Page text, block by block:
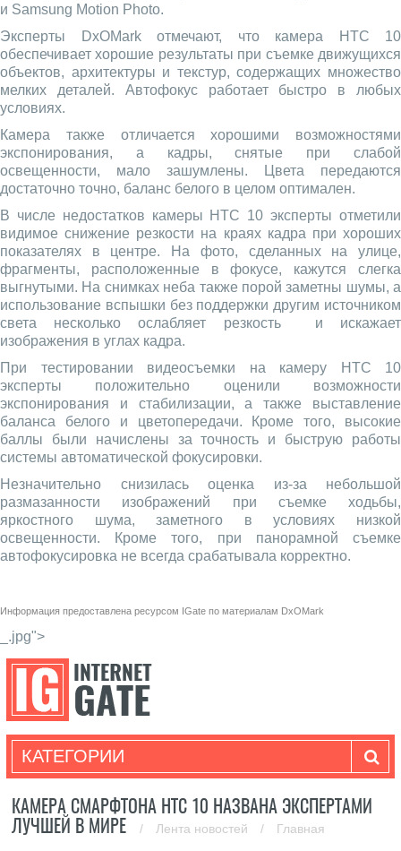
и Samsung Motion Photo.
Эксперты DxOMark отмечают, что камера HTC 10
обеспечивает хорошие результаты при съемке движущихся
объектов, архитектуры и текстур, содержащих множество
мелких деталей. Автофокус работает быстро в любых
условиях.
Камера также отличается хорошими возможностями
экспонирования, а кадры, снятые при слабой
освещенности, мало зашумлены. Цвета передаются
достаточно точно, баланс белого в целом оптимален.
В числе недостатков камеры HTC 10 эксперты отметили
видимое снижение резкости на краях кадра при хороших
показателях в центре. На фото, сделанных на улице,
фрагменты, расположенные в фокусе, кажутся слегка
выгнутыми. На снимках неба также порой заметны шумы, а
использование вспышки без поддержки другим источником
света несколько ослабляет резкость и искажает
изображения в углах кадра.
При тестировании видеосъемки на камеру HTC 10
эксперты положительно оценили возможности
экспонирования и стабилизации, а также выставление
баланса белого и цветопередачи. Кроме того, высокие
баллы были начислены за точность и быструю работы
системы автоматической фокусировки.
Незначительно снизилась оценка из-за небольшой
размазанности изображений при съемке ходьбы,
яркостного шума, заметного в условиях низкой
освещенности. Кроме того, при панорамной съемке
автофокусировка не всегда срабатывала корректно.
Информация предоставлена ресурсом IGate по материалам DxOMark
_.jpg">
КАТЕГОРИИ
КАМЕРА СМАРФТОНА HTC 10 НАЗВАНА ЭКСПЕРТАМИ
ЛУЧШЕЙ В МИРЕ
/ Лента новостей / Главная